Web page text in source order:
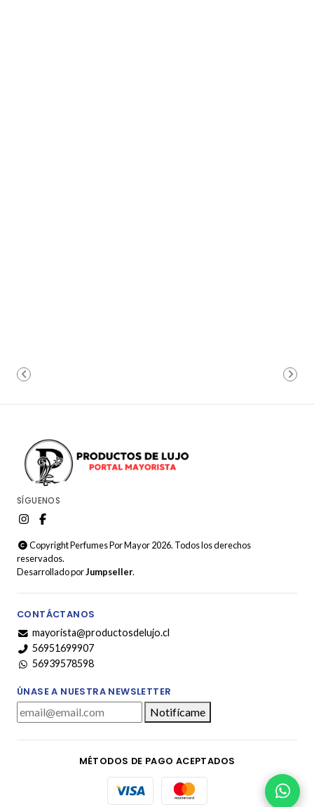
SÍGUENOS
Copyright Perfumes Por Mayor 2026. Todos los derechos
reservados.
Desarrollado porJumpseller.
CONTÁCTANOS
mayorista@productosdelujo.cl
56951699907
56939578598
ÚNASE A NUESTRA NEWSLETTER
Notifícame
MÉTODOS DE PAGO ACEPTADOS